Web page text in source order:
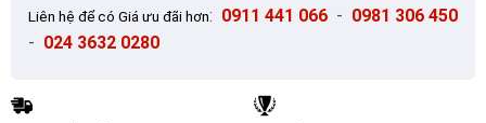
Liên hệ để có Giá ưu đãi hơn: 0911 441 066 - 0981 306 450
- 024 3632 0280